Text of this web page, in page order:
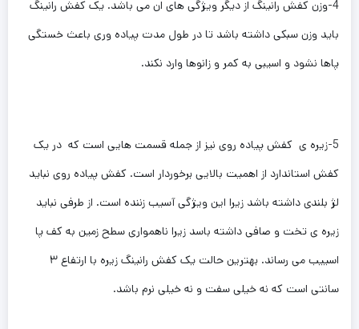
4-وزن کفش رانینگ از دیگر ویژگی های ان ‌می باشد. یک کفش رانینگ
باید وزن سبکی داشته باشد تا در طول مدت پیاده وری باعث خستگی
پاها نشود و اسیبی به کمر و زانوها وارد نکند.
5-زیره ی کفش پیاده روی نیز از جمله قسمت هایی است که در یک
کفش استاندارد از اهمیت بالایی برخوردار است. کفش پیاده روی نباید
لژ بلندی داشته باشد زیرا این ویژگی آسیب زننده است. از طرفی نباید
زیره ی تخت و صافی داشته باسد زیرا ناهمواری سطح زمین به کف پا
اسییب می رساند. بهترین حالت یک کفش رانینگ زیره با ارتفاع ۳
سانتی است که نه خیلی سفت و نه خیلی نرم باشد.